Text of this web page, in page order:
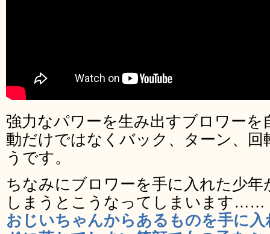
強力なパワーを生み出すブロワーを
動だけではなくバック、ターン、
うです。
ちなみにブロワーを手に入れた少
しまうとこうなってしまいます……
おじいちゃんからあるものを手に